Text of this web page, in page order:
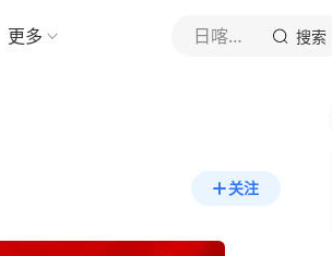
更多 日喀则报社新媒体 搜索
关注